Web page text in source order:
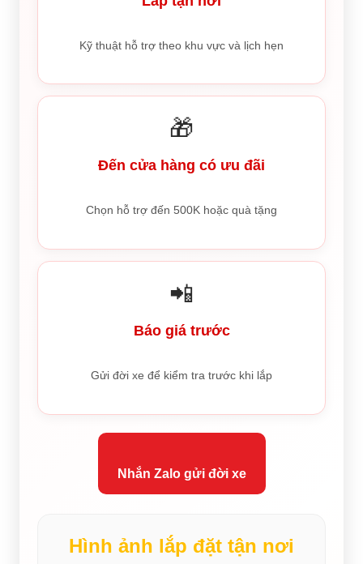
Kỹ thuật hỗ trợ theo khu vực và lịch hẹn
🎁
Đến cửa hàng có ưu đãi
Chọn hỗ trợ đến 500K hoặc quà tặng
📲
Báo giá trước
Gửi đời xe để kiểm tra trước khi lắp
Nhắn Zalo gửi đời xe
Hình ảnh lắp đặt tận nơi